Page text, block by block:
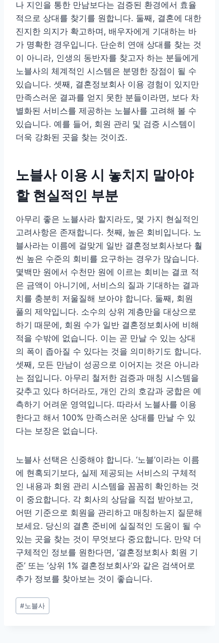
나 지인을 통한 만남보다는 검증된 환경에서 효율
적으로 상대를 찾기를 원합니다. 둘째, 결혼에 대한
진지한 의지가 확고하며, 배우자에게 기대하는 바
가 명확한 경우입니다. 단순히 연애 상대를 찾는 것
이 아니라, 인생의 동반자를 찾고자 하는 분들에게
노블사의 체계적인 시스템은 분명한 장점이 될 수
있습니다. 셋째, 결혼정보회사 이용 경험이 있지만
만족스러운 결과를 얻지 못한 분들이라면, 보다 차
별화된 서비스를 제공하는 노블사를 고려해 볼 수
있습니다. 예를 들어, 회원 관리 및 검증 시스템이
더욱 강화된 곳을 찾는 것이죠.
노블사 이용 시 놓치지 말아야
할 현실적인 부분
아무리 좋은 노블사라 할지라도, 몇 가지 현실적인
고려사항은 존재합니다. 첫째, 높은 회비입니다. 노
블사라는 이름에 걸맞게 일반 결혼정보회사보다 훨
씬 높은 수준의 회비를 요구하는 경우가 많습니다.
몇백만 원에서 수천만 원에 이르는 회비는 결코 적
은 금액이 아니기에, 서비스의 질과 기대하는 결과
치를 충분히 저울질해 보아야 합니다. 둘째, 회원
풀의 제약입니다. 소수의 상위 계층만을 대상으로
하기 때문에, 회원 수가 일반 결혼정보회사에 비해
적을 수밖에 없습니다. 이는 곧 만날 수 있는 상대
의 폭이 좁아질 수 있다는 것을 의미하기도 합니다.
셋째, 모든 만남이 성공으로 이어지는 것은 아니라
는 점입니다. 아무리 철저한 검증과 매칭 시스템을
갖추고 있다 하더라도, 개인 간의 호감과 궁합은 예
측하기 어려운 영역입니다. 따라서 노블사를 이용
한다고 해서 100% 만족스러운 상대를 만날 수 있
다는 보장은 없습니다.
노블사 선택은 신중해야 합니다. ‘노블’이라는 이름
에 현혹되기보다, 실제 제공되는 서비스의 구체적
인 내용과 회원 관리 시스템을 꼼꼼히 확인하는 것
이 중요합니다. 각 회사의 상담을 직접 받아보고,
어떤 기준으로 회원을 관리하고 매칭하는지 질문해
보세요. 당신의 결혼 준비에 실질적인 도움이 될 수
있는 곳을 찾는 것이 무엇보다 중요합니다. 만약 더
구체적인 정보를 원한다면, ‘결혼정보회사 회원 기
준’ 또는 ‘상위 1% 결혼정보회사’와 같은 검색어로
추가 정보를 찾아보는 것이 좋습니다.
Post
Tags:
#노블사